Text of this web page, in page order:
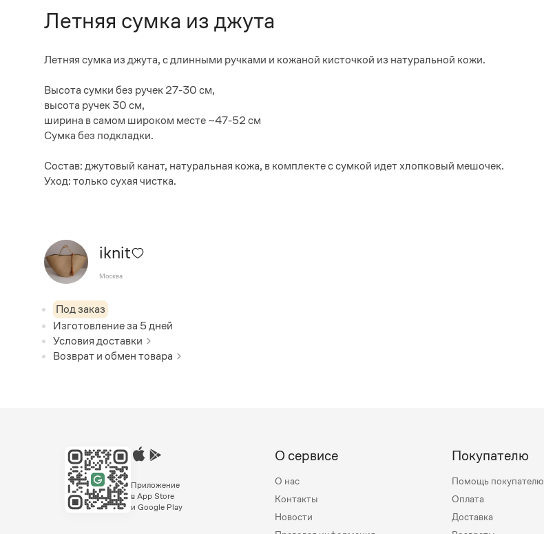
Летняя сумка из джута
Летняя сумка из джута, с длинными ручками и кожаной кисточкой из натуральной кожи.
Высота сумки без ручек 27-30 см,
высота ручек 30 см,
ширина в самом широком месте ~47-52 см
Сумка без подкладки.
Состав: джутовый канат, натуральная кожа, в комплекте с сумкой идет хлопковый мешочек.
Уход: только сухая чистка.
iknit
Москва
Под заказ
Изготовление за 5дней
Условия доставки
Возврат и обмен товара
Приложение
в App Store
и Google Play
О сервисе
О нас
Контакты
Новости
Покупателю
Помощь покупателю
Оплата
Доставка